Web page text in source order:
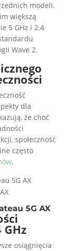
modeli.
większą
5 GHz i 2.4
Wave 2.
dla
że choć
społeczność
często
.
5G AX
osiągnięcia